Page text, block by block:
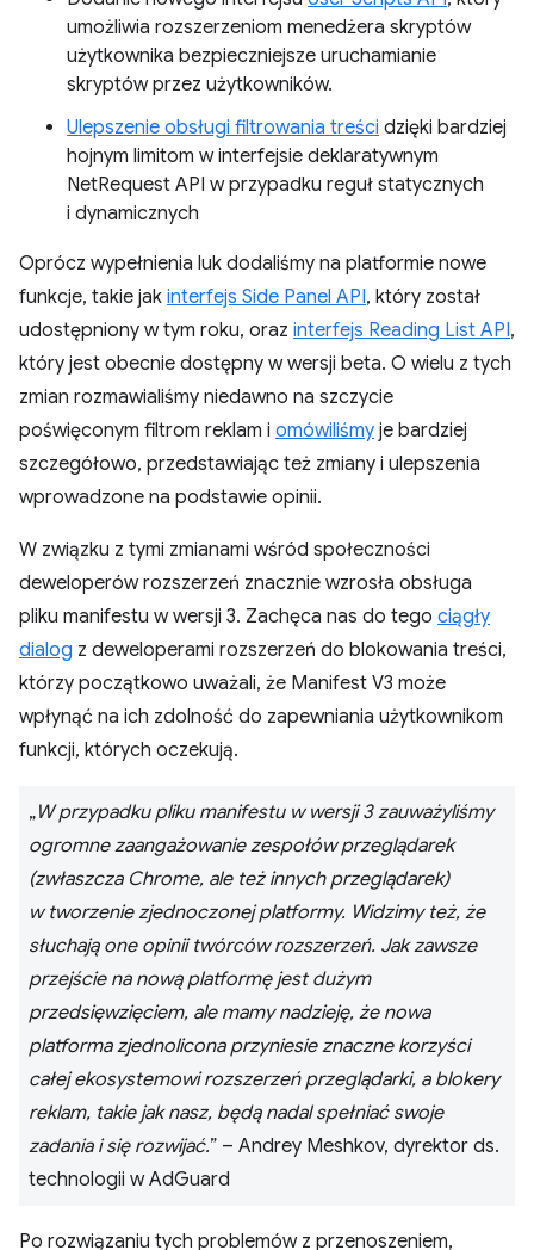
umożliwia rozszerzeniom menedżera skryptów
użytkownika bezpieczniejsze uruchamianie
skryptów przez użytkowników.
Ulepszenie obsługi filtrowania treści dzięki bardziej
hojnym limitom w interfejsie deklaratywnym
NetRequest API w przypadku reguł statycznych
i dynamicznych
Oprócz wypełnienia luk dodaliśmy na platformie nowe
funkcje, takie jak interfejs Side Panel API, który został
udostępniony w tym roku, oraz interfejs Reading List API,
który jest obecnie dostępny w wersji beta. O wielu z tych
zmian rozmawialiśmy niedawno na szczycie
poświęconym filtrom reklam i omówiliśmy je bardziej
szczegółowo, przedstawiając też zmiany i ulepszenia
wprowadzone na podstawie opinii.
W związku z tymi zmianami wśród społeczności
deweloperów rozszerzeń znacznie wzrosła obsługa
pliku manifestu w wersji 3. Zachęca nas do tego ciągły
dialog z deweloperami rozszerzeń do blokowania treści,
którzy początkowo uważali, że Manifest V3 może
wpłynąć na ich zdolność do zapewniania użytkownikom
funkcji, których oczekują.
„W przypadku pliku manifestu w wersji 3 zauważyliśmy
ogromne zaangażowanie zespołów przeglądarek
(zwłaszcza Chrome, ale też innych przeglądarek)
w tworzenie zjednoczonej platformy. Widzimy też, że
słuchają one opinii twórców rozszerzeń. Jak zawsze
przejście na nową platformę jest dużym
przedsięwzięciem, ale mamy nadzieję, że nowa
platforma zjednolicona przyniesie znaczne korzyści
całej ekosystemowi rozszerzeń przeglądarki, a blokery
reklam, takie jak nasz, będą nadal spełniać swoje
zadania i się rozwijać.” – Andrey Meshkov, dyrektor ds.
technologii w AdGuard
Po rozwiązaniu tych problemów z przenoszeniem,